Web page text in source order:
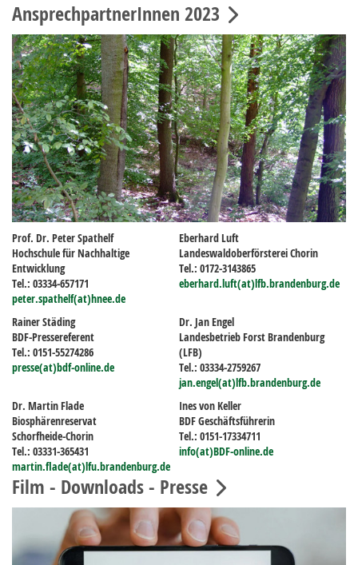
AnsprechpartnerInnen 2023
Prof. Dr. Peter Spathelf
Hochschule für Nachhaltige
Entwicklung
Tel.: 03334-657171
peter.spathelf(at)hnee.de
Eberhard Luft
Landeswaldoberförsterei Chorin
Tel.: 0172-3143865
eberhard.luft(at)lfb.brandenburg.de
Rainer Städing
BDF-Pressereferent
Tel.: 0151-55274286
presse(at)bdf-online.de
Dr. Jan Engel
Landesbetrieb Forst Brandenburg
(LFB)
Tel.: 03334-2759267
jan.engel(at)lfb.brandenburg.de
Dr. Martin Flade
Biosphärenreservat
Schorfheide-Chorin
Tel.: 03331-365431
martin.flade(at)lfu.brandenburg.de
Ines von Keller
BDF Geschäftsführerin
Tel.: 0151-17334711
info(at)BDF-online.de
Film - Downloads - Presse